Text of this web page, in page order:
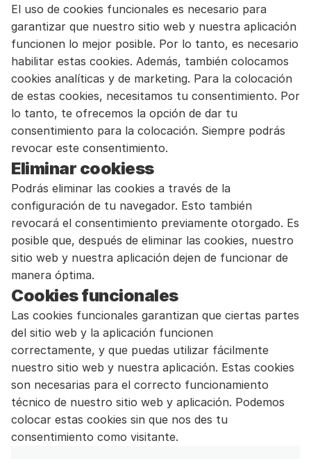
El uso de cookies funcionales es necesario para
garantizar que nuestro sitio web y nuestra aplicación
funcionen lo mejor posible. Por lo tanto, es necesario
habilitar estas cookies. Además, también colocamos
cookies analíticas y de marketing. Para la colocación
de estas cookies, necesitamos tu consentimiento. Por
lo tanto, te ofrecemos la opción de dar tu
consentimiento para la colocación. Siempre podrás
revocar este consentimiento.
Eliminar cookiess
Podrás eliminar las cookies a través de la
configuración de tu navegador. Esto también
revocará el consentimiento previamente otorgado. Es
posible que, después de eliminar las cookies, nuestro
sitio web y nuestra aplicación dejen de funcionar de
manera óptima.
Cookies funcionales
Las cookies funcionales garantizan que ciertas partes
del sitio web y la aplicación funcionen
correctamente, y que puedas utilizar fácilmente
nuestro sitio web y nuestra aplicación. Estas cookies
son necesarias para el correcto funcionamiento
técnico de nuestro sitio web y aplicación. Podemos
colocar estas cookies sin que nos des tu
consentimiento como visitante.